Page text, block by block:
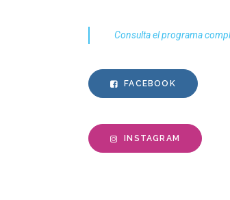
Consulta el programa
FACEBOOK
INSTAGRAM